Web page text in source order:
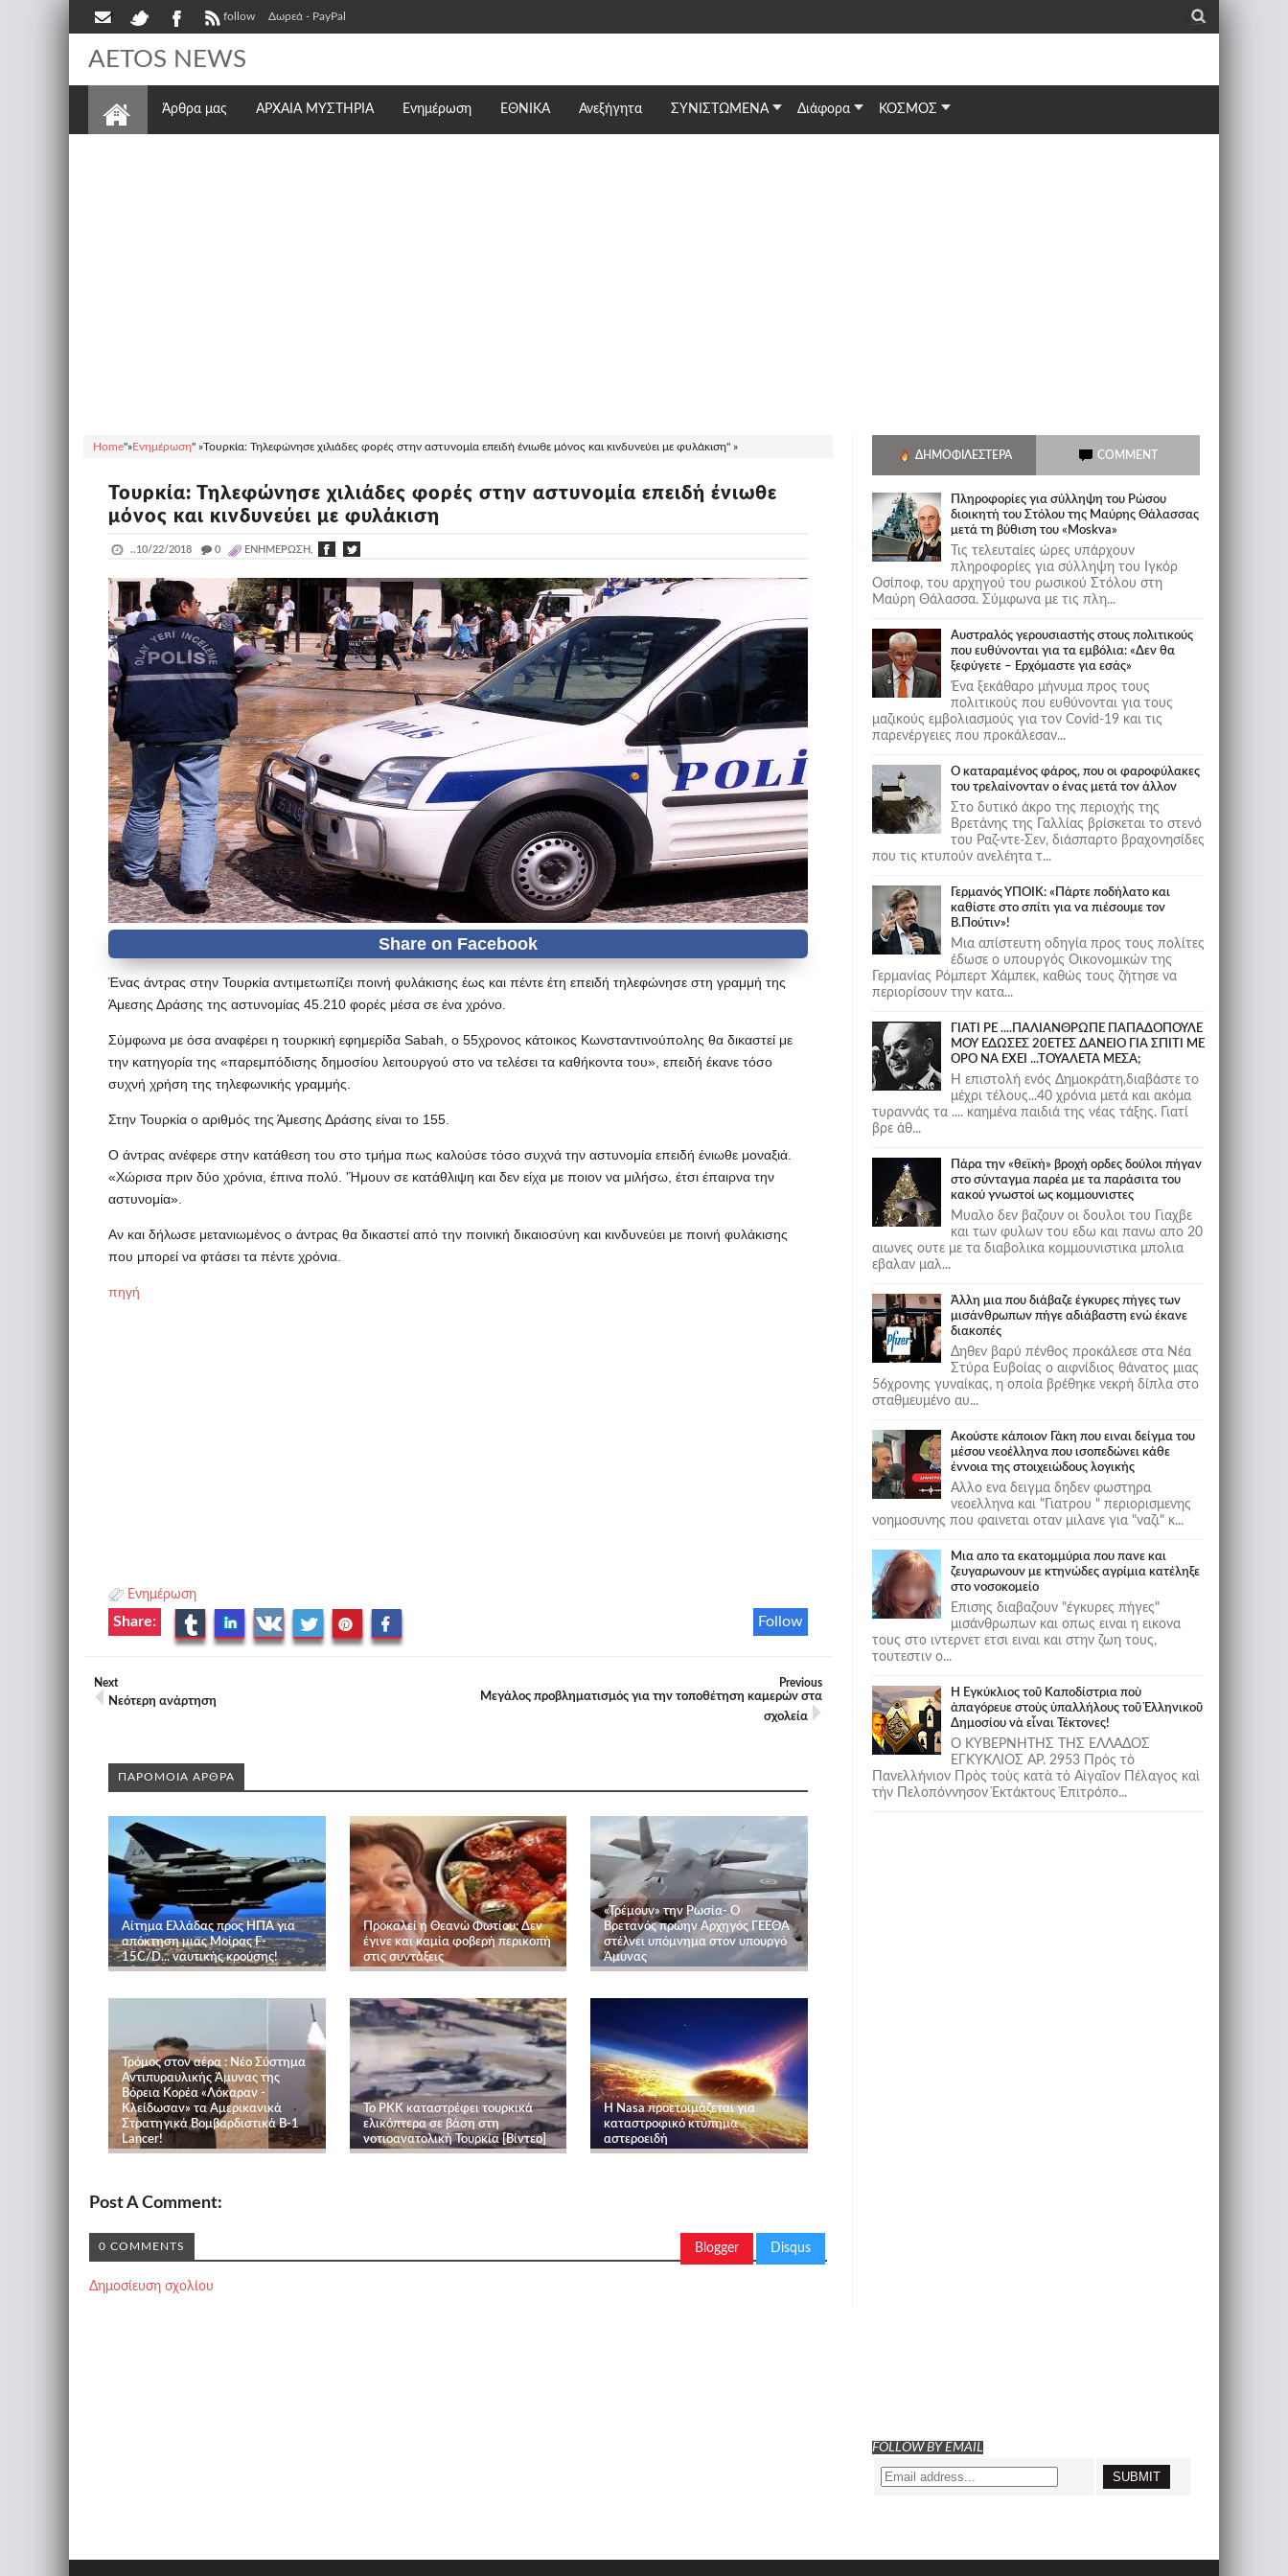
follow Δωρεά - PayPal _
AETOS NEWS
Άρθρα μας ΑΡΧΑΙΑ ΜΥΣΤΗΡΙΑ Ενημέρωση ΕΘΝΙΚΆ Ανεξήγητα ΣΥΝΙΣΤΩΜΕΝΑ Διάφορα ΚΟΣΜΟΣ
Home"»Ενημέρωση" »Τουρκία: Τηλεφώνησε χιλιάδες φορές στην αστυνομία επειδή ένιωθε μόνος και κινδυνεύει με φυλάκιση" »
Τουρκία: Τηλεφώνησε χιλιάδες φορές στην αστυνομία επειδή ένιωθε
μόνος και κινδυνεύει με φυλάκιση
..10/22/2018 _ 0 ΕΝΗΜΈΡΩΣΗ,
Ένας άντρας στην Τουρκία αντιμετωπίζει ποινή φυλάκισης έως και πέντε έτη επειδή τηλεφώνησε στη γραμμή της
Άμεσης Δράσης της αστυνομίας 45.210 φορές μέσα σε ένα χρόνο.
Σύμφωνα με όσα αναφέρει η τουρκική εφημερίδα Sabah, ο 55χρονος κάτοικος Κωνσταντινούπολης θα δικαστεί με
την κατηγορία της «παρεμπόδισης δημοσίου λειτουργού στο να τελέσει τα καθήκοντα του», επειδή έκανε τόσο
συχνή χρήση της τηλεφωνικής γραμμής.
Στην Τουρκία ο αριθμός της Άμεσης Δράσης είναι το 155.
Ο άντρας ανέφερε στην κατάθεση του στο τμήμα πως καλούσε τόσο συχνά την αστυνομία επειδή ένιωθε μοναξιά.
«Χώρισα πριν δύο χρόνια, έπινα πολύ. 'Ήμουν σε κατάθλιψη και δεν είχα με ποιον να μιλήσω, έτσι έπαιρνα την
αστυνομία».
Αν και δήλωσε μετανιωμένος ο άντρας θα δικαστεί από την ποινική δικαιοσύνη και κινδυνεύει με ποινή φυλάκισης
που μπορεί να φτάσει τα πέντε χρόνια.
πηγή
Ενημέρωση
Follow
Share:
Next
Νεότερη ανάρτηση
Previous
Μεγάλος προβληματισμός για την τοποθέτηση καμερών στα
σχολεία
ΠΑΡΟΜΟΙΑ ΑΡΘΡΑ
Αίτημα Ελλάδας προς ΗΠΑ για
απόκτηση μιας Μοίρας F-
15C/D... ναυτικής κρούσης!
Προκαλεί η Θεανώ Φωτίου: Δεν
έγινε και καμία φοβερή περικοπή
στις συντάξεις
«Τρέμουν» την Ρωσία- Ο
Βρετανός πρώην Αρχηγός ΓΕΕΘΑ
στέλνει υπόμνημα στον υπουργό
Άμυνας
Τρόμος στον αέρα : Νέο Σύστημα
Αντιπυραυλικής Άμυνας της
Βόρεια Κορέα «Λόκαραν -
Κλείδωσαν» τα Αμερικανικά
Στρατηγικά Βομβαρδιστικά B-1
Lancer!
Το PKK καταστρέφει τουρκικά
ελικόπτερα σε βάση στη
νοτιοανατολική Τουρκία [Βίντεο]
Η Nasa προετοιμάζεται για
καταστροφικό κτύπημα
αστεροειδή
Post A Comment:
Blogger Disqus
0 COMMENTS
Δημοσίευση σχολίου
ΔΗΜΟΦΙΛΈΣΤΕΡΑ COMMENT
Πληροφορίες για σύλληψη του Ρώσου
διοικητή του Στόλου της Mαύρης Θάλασσας
μετά τη βύθιση του «Moskva»
Τις τελευταίες ώρες υπάρχουν
πληροφορίες για σύλληψη του Ιγκόρ
Οσίποφ, του αρχηγού του ρωσικού Στόλου στη
Μαύρη Θάλασσα. Σύμφωνα με τις πλη...
Αυστραλός γερουσιαστής στους πολιτικούς
που ευθύνονται για τα εμβόλια: «Δεν θα
ξεφύγετε – Ερχόμαστε για εσάς»
Ένα ξεκάθαρο μήνυμα προς τους
πολιτικούς που ευθύνονται για τους
μαζικούς εμβολιασμούς για τον Covid-19 και τις
παρενέργειες που προκάλεσαν...
Ο καταραμένος φάρος, που οι φαροφύλακες
του τρελαίνονταν ο ένας μετά τον άλλον
Στο δυτικό άκρο της περιοχής της
Βρετάνης της Γαλλίας βρίσκεται το στενό
του Ραζ-ντε-Σεν, διάσπαρτο βραχονησίδες
που τις κτυπούν ανελέητα τ...
Γερμανός ΥΠΟΙΚ: «Πάρτε ποδήλατο και
καθίστε στο σπίτι για να πιέσουμε τον
Β.Πούτιν»!
Μια απίστευτη οδηγία προς τους πολίτες
έδωσε ο υπουργός Οικονομικών της
Γερμανίας Ρόμπερτ Χάμπεκ, καθώς τους ζήτησε να
περιορίσουν την κατα...
ΓΙΑΤΙ ΡΕ ....ΠΑΛΙΑΝΘΡΩΠΕ ΠΑΠΑΔΟΠΟΥΛΕ
ΜΟΥ ΕΔΩΣΕΣ 20ΕΤΕΣ ΔΑΝΕΙΟ ΓΙΑ ΣΠΙΤΙ ΜΕ
ΟΡΟ ΝΑ ΕΧΕΙ ...ΤΟΥΑΛΕΤΑ ΜΕΣΑ;
Η επιστολή ενός Δημοκράτη,διαβάστε το
μέχρι τέλους...40 χρόνια μετά και ακόμα
τυραννάς τα .... καημένα παιδιά της νέας τάξης. Γιατί
βρε άθ...
Πάρα την «θεϊκή» βροχή ορδες δούλοι πήγαν
στο σύνταγμα παρέα με τα παράσιτα του
κακού γνωστοί ως κομμουνιστες
Μυαλο δεν βαζουν οι δουλοι του Γιαχβε
και των φυλων του εδω και πανω απο 20
αιωνες ουτε με τα διαβολικα κομμουνιστικα μπολια
εβαλαν μαλ...
Άλλη μια που διάβαζε έγκυρες πήγες των
μισάνθρωπων πήγε αδιάβαστη ενώ έκανε
διακοπές
Δηθεν βαρύ πένθος προκάλεσε στα Νέα
Στύρα Ευβοίας ο αιφνίδιος θάνατος μιας
56χρονης γυναίκας, η οποία βρέθηκε νεκρή δίπλα στο
σταθμευμένο αυ...
Ακούστε κάποιον Γάκη που ειναι δείγμα του
μέσου νεοέλληνα που ισοπεδώνει κάθε
έννοια της στοιχειώδους λογικής
Αλλο ενα δειγμα δηδεν φωστηρα
νεοελληνα και "Γιατρου " περιορισμενης
νοημοσυνης που φαινεται οταν μιλανε για "ναζι" κ...
Μια απο τα εκατομμύρια που πανε και
ζευγαρωνουν με κτηνώδες αγρίμια κατέληξε
στο νοσοκομείο
Επισης διαβαζουν "έγκυρες πήγες"
μισάνθρωπων και οπως ειναι η εικονα
τους στο ιντερνετ ετσι ειναι και στην ζωη τους,
τουτεστιν ο...
Ἡ Ἐγκύκλιος τοῦ Καποδίστρια ποὺ
ἀπαγόρευε στοὺς ὑπαλλήλους τοῦ Ἑλληνικοῦ
Δημοσίου νὰ εἶναι Τέκτονες!
Ο ΚΥΒΕΡΝΗΤΗΣ ΤΗΣ ΕΛΛΑΔΟΣ
ΕΓΚΥΚΛΙΟΣ ΑΡ. 2953 Πρὸς τὸ
Πανελλήνιον Πρὸς τοὺς κατὰ τὸ Αἰγαῖον Πέλαγος καὶ
τὴν Πελοπόννησον Ἐκτάκτους Ἐπιτρόπο...
FOLLOW BY EMAIL